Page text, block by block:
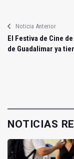
Noticia Anterior
El Festiva de Cine
de Guadalimar ya
NOTICIAS